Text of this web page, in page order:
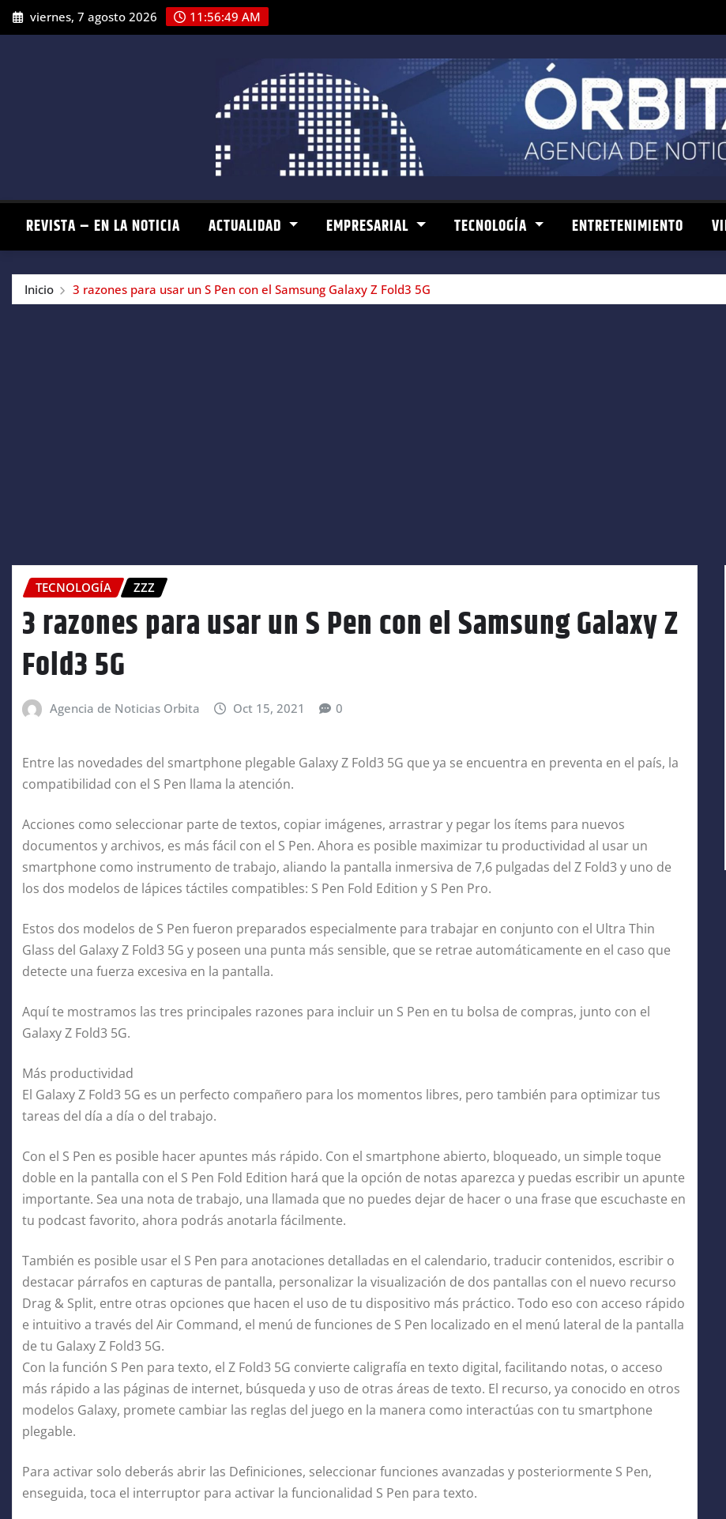
Saltar
al
viernes, 7 agosto 2026 11:56:50 AM
REVISTA – EN LA NOTICIA ACTUALIDAD EMPRESARIAL TECNOLOGÍA ENTRETENIMIENTO
Inicio 3 razones para usar un S Pen con el Samsung Galaxy Z Fold3 5G
TECNOLOGÍA ZZZ
3 razones para usar un S Pen con el Samsung Galaxy Z
Fold3 5G
Agencia de Noticias Orbita Oct 15, 2021 0
Entre las novedades del smartphone plegable Galaxy Z Fold3 5G que ya se encuentra en preventa en el país, la
compatibilidad con el S Pen llama la atención.
Acciones como seleccionar parte de textos, copiar imágenes, arrastrar y pegar los ítems para nuevos
documentos y archivos, es más fácil con el S Pen. Ahora es posible maximizar tu productividad al usar un
smartphone como instrumento de trabajo, aliando la pantalla inmersiva de 7,6 pulgadas del Z Fold3 y uno de
los dos modelos de lápices táctiles compatibles: S Pen Fold Edition y S Pen Pro.
Estos dos modelos de S Pen fueron preparados especialmente para trabajar en conjunto con el Ultra Thin
Glass del Galaxy Z Fold3 5G y poseen una punta más sensible, que se retrae automáticamente en el caso que
detecte una fuerza excesiva en la pantalla.
Aquí te mostramos las tres principales razones para incluir un S Pen en tu bolsa de compras, junto con el
Galaxy Z Fold3 5G.
Más productividad
El Galaxy Z Fold3 5G es un perfecto compañero para los momentos libres, pero también para optimizar tus
tareas del día a día o del trabajo.
Con el S Pen es posible hacer apuntes más rápido. Con el smartphone abierto, bloqueado, un simple toque
doble en la pantalla con el S Pen Fold Edition hará que la opción de notas aparezca y puedas escribir un apunte
importante. Sea una nota de trabajo, una llamada que no puedes dejar de hacer o una frase que escuchaste en
tu podcast favorito, ahora podrás anotarla fácilmente.
También es posible usar el S Pen para anotaciones detalladas en el calendario, traducir contenidos, escribir o
destacar párrafos en capturas de pantalla, personalizar la visualización de dos pantallas con el nuevo recurso
Drag & Split, entre otras opciones que hacen el uso de tu dispositivo más práctico. Todo eso con acceso rápido
e intuitivo a través del Air Command, el menú de funciones de S Pen localizado en el menú lateral de la pantalla
de tu Galaxy Z Fold3 5G.
Con la función S Pen para texto, el Z Fold3 5G convierte caligrafía en texto digital, facilitando notas, o acceso
más rápido a las páginas de internet, búsqueda y uso de otras áreas de texto. El recurso, ya conocido en otros
modelos Galaxy, promete cambiar las reglas del juego en la manera como interactúas con tu smartphone
plegable.
Para activar solo deberás abrir las Definiciones, seleccionar funciones avanzadas y posteriormente S Pen,
enseguida, toca el interruptor para activar la funcionalidad S Pen para texto.